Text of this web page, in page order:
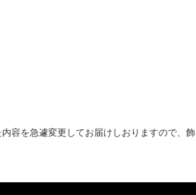
容を急遽変更してお届けしおりますので、